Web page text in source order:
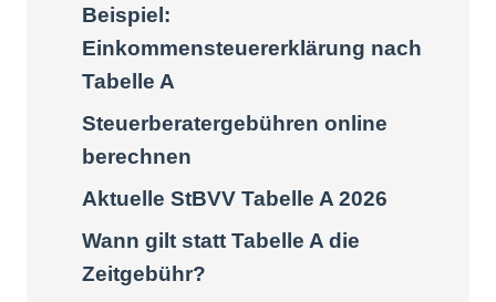
Beispiel:
Einkommensteuererklärung nach
Tabelle A
Steuerberatergebühren online
berechnen
Aktuelle StBVV Tabelle A 2026
Wann gilt statt Tabelle A die
Zeitgebühr?